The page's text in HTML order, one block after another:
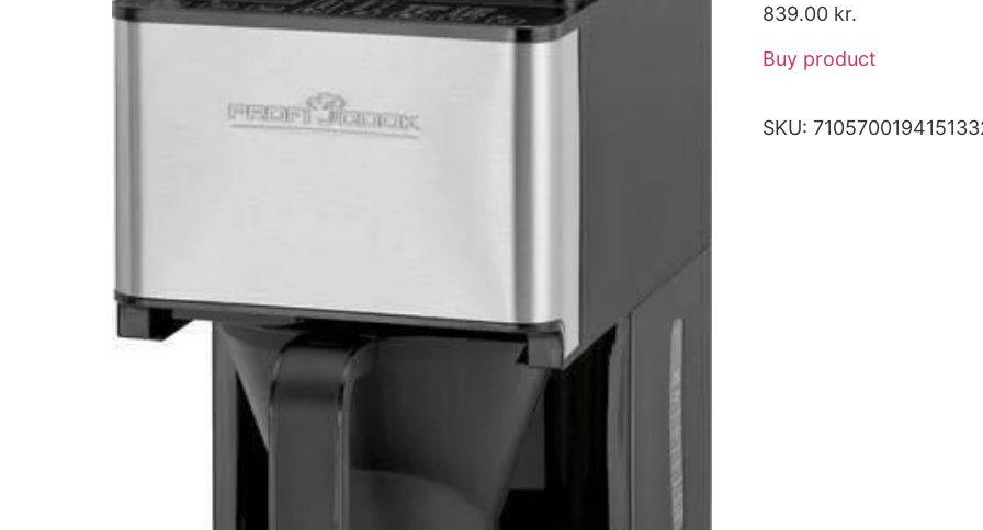
839.00 kr.
Buy product
SKU: